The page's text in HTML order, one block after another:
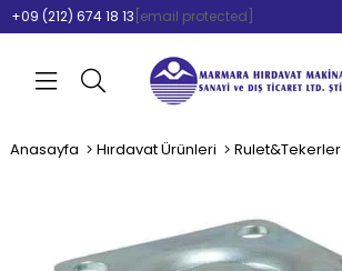
+09 (212) 674 18 13 [email protected]
Anasayfa Hırdavat Ürünleri Rulet&Tekerler